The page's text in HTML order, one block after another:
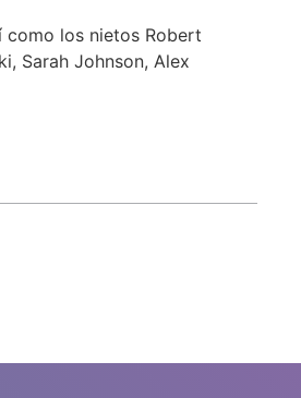
como los nietos Robert
Sarah Johnson, Alex